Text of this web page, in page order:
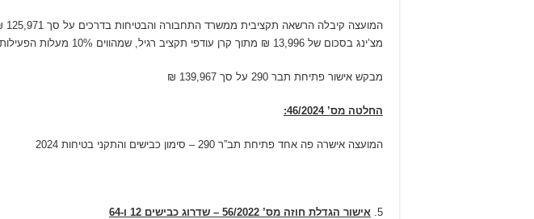
מצ’ינג בסכום של 13,996 ₪ מתוך קרן עודפי תקציב רגיל, שמהווים 10% מעלות הפעילות.
מבקש אישור פתיחת תבר 290 על סך 139,967 ₪
החלטה מס’ 46/2024:
המועצה אישרה פה אחד פתיחת תב”ר 290 – סימון כבישים והתקני בטיחות 2024
אישור הגדלת חוזה מס’ 56/2022 – שדרוג כבישים 12 ו-64